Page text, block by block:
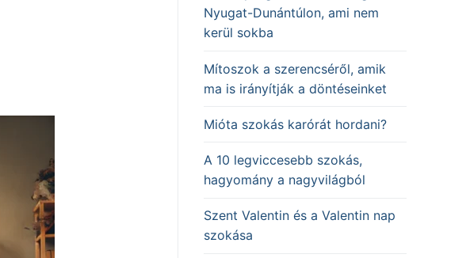
Nyugat-Dunántúlon, ami nem
kerül sokba
Mítoszok a szerencséről, amik
ma is irányítják a döntéseinket
Mióta szokás karórát hordani?
A 10 legviccesebb szokás,
hagyomány a nagyvilágból
Szent Valentin és a Valentin nap
szokása